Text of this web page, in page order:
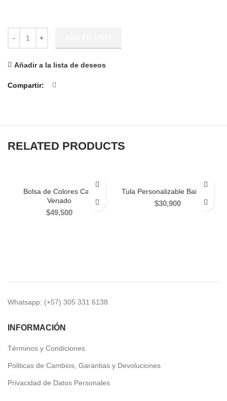
Añadir a la lista de deseos
Compartir
RELATED PRODUCTS
Bolsa de Colores Cara
Venado
$49,500
Tula Personalizable Bailarina
$30,900
Whatsapp: (+57) 305 331 6138
INFORMACIÓN
Términos y Condiciones
Politicas de Cambios, Garantias y Devoluciones
Privacidad de Datos Personales